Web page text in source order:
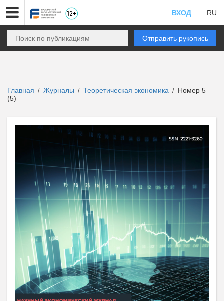
ВХОД RU
Отправить рукопись
Главная / Журналы / Теоретическая экономика / Номер 5
(5)